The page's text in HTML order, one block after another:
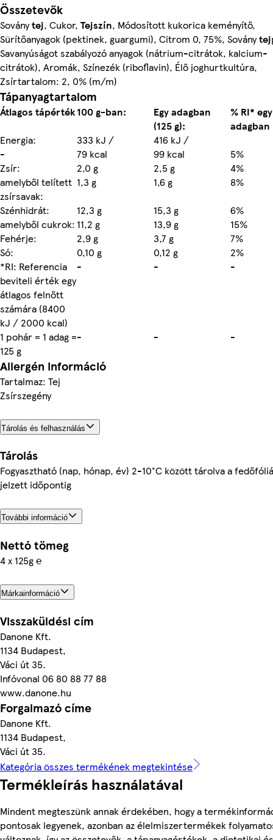
Összetevők
Soványtej, Cukor, Tejszín, Módosított kukorica keményítő,
Sürítőanyagok (pektinek, guargumi), Citrom 0, 75%, Soványtej
Savanyúságot szabályozó anyagok (nátrium-citrátok, kalcium-
citrátok), Aromák, Színezék (riboflavin), Élő joghurtkultúra,
Zsírtartalom: 2, 0% (m/m)
Tápanyagtartalom
Átlagos tápérték100 g-ban:
Egy adagban
(125 g):
% RI* egy
adagban
Energia:
333 kJ /
416 kJ /
-
79 kcal 99 kcal
5%
Zsír:
2,0 g 2,5 g
4%
amelyből telített
zsírsavak:
1,3 g 1,6 g
8%
Szénhidrát:
12,3 g 15,3 g
6%
amelyből cukrok: 11,2 g 13,9 g
15%
Fehérje:
2,9 g 3,7 g
7%
Só:
0,10 g 0,12 g
2%
*RI: Referencia
beviteli érték egy
átlagos felnőtt
számára (8400
kJ / 2000 kcal)
- - -
1 pohár = 1 adag =
125 g
- - -
Allergén információ
Tartalmaz: Tej
Zsírszegény
Tárolás és felhasználás
Tárolás
Fogyasztható (nap, hónap, év) 2-10°C között tárolva a
jelzett időpontig
További információ
Nettó tömeg
4 x 125g ℮
Márkainformáció
Visszaküldési cím
Danone Kft.
1134 Budapest,
Váci út 35.
Infóvonal 06 80 88 77 88
www.danone.hu
Forgalmazó címe
Danone Kft.
1134 Budapest,
Váci út 35.
Kategória összes termékének megtekintése
Termékleírás használatával
Mindent megteszünk annak érdekében, hogy a
pontosak legyenek, azonban az élelmiszertermékek